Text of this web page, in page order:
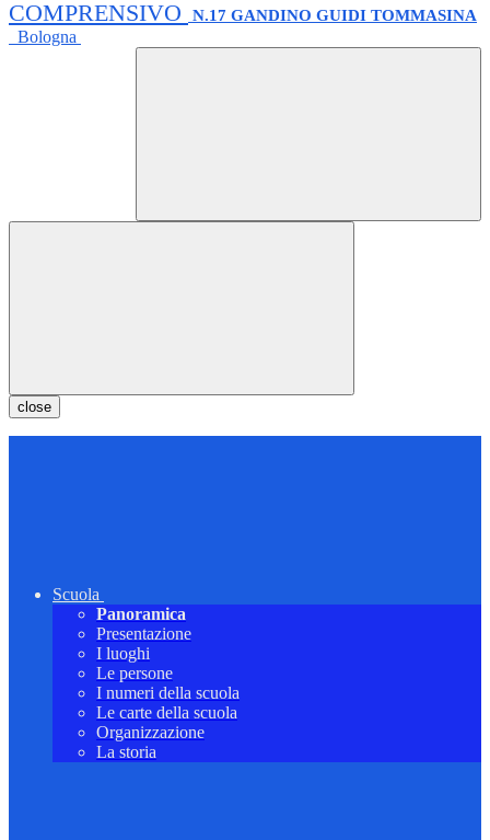
COMPRENSIVO
N.17 GANDINO GUIDI TOMMASINA
Bologna
close
Scuola
Panoramica
Presentazione
I luoghi
Le persone
I numeri della scuola
Le carte della scuola
Organizzazione
La storia